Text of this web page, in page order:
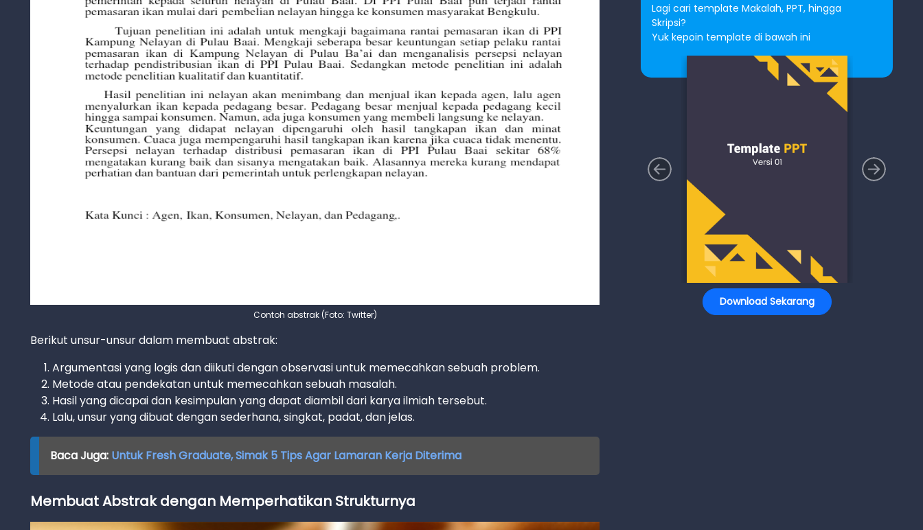
Contoh abstrak (Foto: Twitter)
Berikut unsur-unsur dalam membuat abstrak:
Argumentasi yang logis dan diikuti dengan observasi untuk memecahkan sebuah problem.
Metode atau pendekatan untuk memecahkan sebuah masalah.
Hasil yang dicapai dan kesimpulan yang dapat diambil dari karya ilmiah tersebut.
Lalu, unsur yang dibuat dengan sederhana, singkat, padat, dan jelas.
Baca Juga: Untuk Fresh Graduate, Simak 5 Tips Agar Lamaran Kerja Diterima
Membuat Abstrak dengan Memperhatikan Strukturnya
Lagi cari template Makalah, PPT, hingga
Skripsi?
Yuk kepoin template di bawah ini
Download Sekarang